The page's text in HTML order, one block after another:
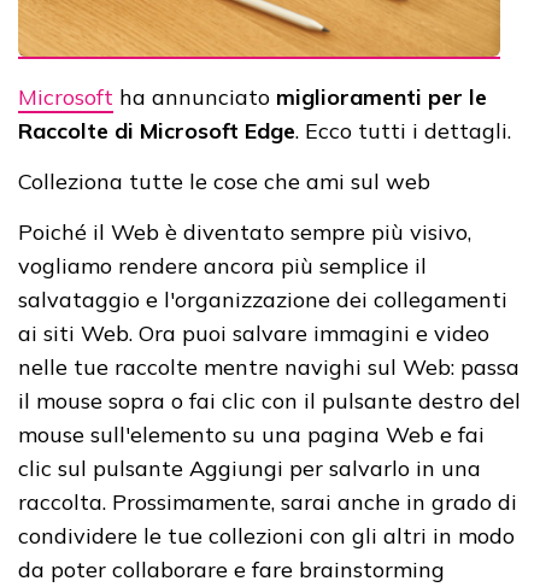
Microsoft ha annunciato miglioramenti per le
Raccolte di Microsoft Edge. Ecco tutti i dettagli.
Colleziona tutte le cose che ami sul web
Poiché il Web è diventato sempre più visivo,
vogliamo rendere ancora più semplice il
salvataggio e l'organizzazione dei collegamenti
ai siti Web. Ora puoi salvare immagini e video
nelle tue raccolte mentre navighi sul Web: passa
il mouse sopra o fai clic con il pulsante destro del
mouse sull'elemento su una pagina Web e fai
clic sul pulsante Aggiungi per salvarlo in una
raccolta. Prossimamente, sarai anche in grado di
condividere le tue collezioni con gli altri in modo
da poter collaborare e fare brainstorming